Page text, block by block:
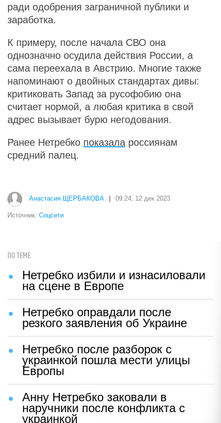
ради одобрения заграничной публики и
заработка.
К примеру, после начала СВО она
однозначно осудила действия России, а
сама переехала в Австрию. Многие также
напоминают о двойных стандартах дивы:
критиковать Запад за русофобию она
считает нормой, а любая критика в свой
адрес вызывает бурю негодования.
Ранее Нетребко показала россиянам
средний палец.
Анастасия ЩЕРБАКОВА 09:24, 12 дек 2023
Источник: Соцсети
ПО ТЕМЕ
Нетребко избили и изнасиловали
на сцене в Европе
Нетребко оправдали после
резкого заявления об Украине
Нетребко после разборок с
украинкой пошла мести улицы
Европы
Анну Нетребко заковали в
наручники после конфликта с
украинкой